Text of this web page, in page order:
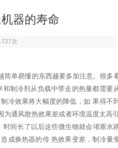
器的寿命
次
单易懂的东西越要多加注意。很多
制冷剂从负载中带走的热量都需要
冷效果将大幅度的降低，如 果得不
通风散热效果差或者环境温度太高引
间长了以后这些微生物就会堵塞水
成换热器的传 热效果变差，制冷量